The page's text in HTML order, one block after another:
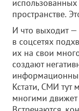
пространстве.
И что выходит
в соцсетях
их на свои
создают
Кстати, СМИ тут
многими